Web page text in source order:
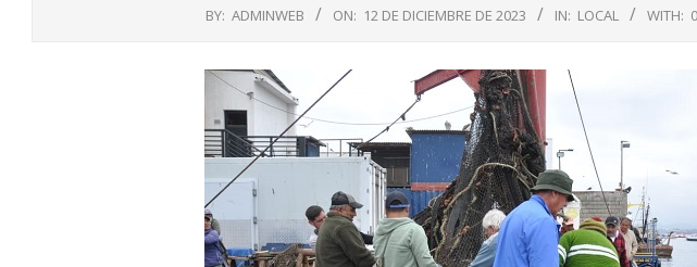
BY: ADMINWEB ON: 12 DE DICIEMBRE DE 2023 IN: LOCAL WITH: